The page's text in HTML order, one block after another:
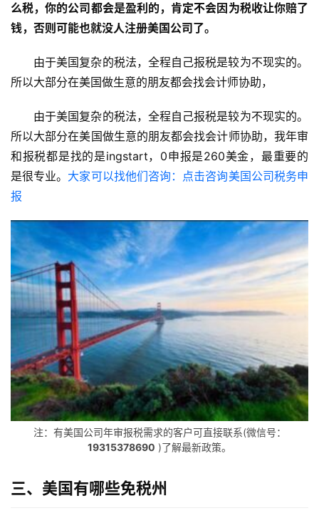
主
页
跨
境
讯
海
么税，你的公司都会是盈利的，肯定不会因为税收让你赔了
钱，否则可能也就没人注册美国公司了。
由于美国复杂的税法，全程自己报税是较为不现实的。
所以大部分在美国做生意的朋友都会找会计师协助，
由于美国复杂的税法，全程自己报税是较为不现实的。
所以大部分在美国做生意的朋友都会找会计师协助，我年审
和报税都是找的是ingstart，0申报是260美金，最重要的
是很专业。 大家可以找他们咨询：点击咨询美国公司税务申
报
注：有美国公司年审报税需求的客户可直接联系(微信号：
19315378690 )了解最新政策。
三、 美国有哪些免税州